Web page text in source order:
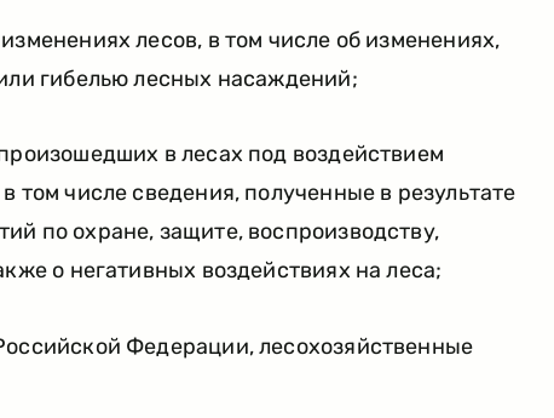
лесов, в том числе об изменениях,
гибелью лесных насаждений;
в лесах под воздействием
том числе сведения, полученные в результате
по охране, защите, воспроизводству,
о негативных воздействиях на леса;
Федерации, лесохозяйственные